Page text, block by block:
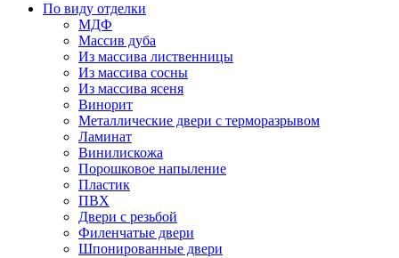
По виду отделки
МДФ
Массив дуба
Из массива лиственницы
Из массива сосны
Из массива ясеня
Винорит
Металлические двери с терморазрывом
Ламинат
Винилискожа
Порошковое напыление
Пластик
ПВХ
Двери с резьбой
Филенчатые двери
Шпонированные двери